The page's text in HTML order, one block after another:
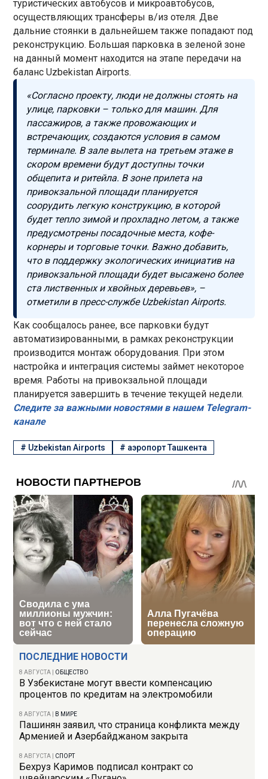
ПОСЛЕДНИЕ НОВОСТИ
8 АВГУСТА ОБЩЕСТВО
В Узбекистане могут ввести компенсацию
процентов по кредитам на электромобили
8 АВГУСТА В МИРЕ
Пашинян заявил, что страница конфликта между
Арменией и Азербайджаном закрыта
8 АВГУСТА СПОРТ
Бехруз Каримов подписал контракт со
туристических автобусов и микроавтобусов,
осуществляющих трансферы в/из отеля. Две
дальние стоянки в дальнейшем также попадают под
реконструкцию. Большая парковка в зеленой зоне
на данный момент находится на этапе передачи на
баланс Uzbekistan Airports.
«Согласно проекту, люди не должны стоять на
улице, парковки – только для машин. Для
пассажиров, а также провожающих и
встречающих, создаются условия в самом
терминале. В зале вылета на третьем этаже в
скором времени будут доступны точки
общепита и ритейла. В зоне прилета на
привокзальной площади планируется
соорудить легкую конструкцию, в которой
будет тепло зимой и прохладно летом, а также
предусмотрены посадочные места, кофе-
корнеры и торговые точки. Важно добавить,
что в поддержку экологических инициатив на
привокзальной площади будет высажено более
ста лиственных и хвойных деревьев», –
отметили в пресс-службе Uzbekistan Airports.
Как сообщалось ранее, все парковки будут
автоматизированными, в рамках реконструкции
производится монтаж оборудования. При этом
настройка и интеграция системы займет некоторое
время. Работы на привокзальной площади
планируется завершить в течение текущей недели.
Следите за важными новостями в нашем Telegram-
канале
# Uzbekistan Airports # аэропорт Ташкента